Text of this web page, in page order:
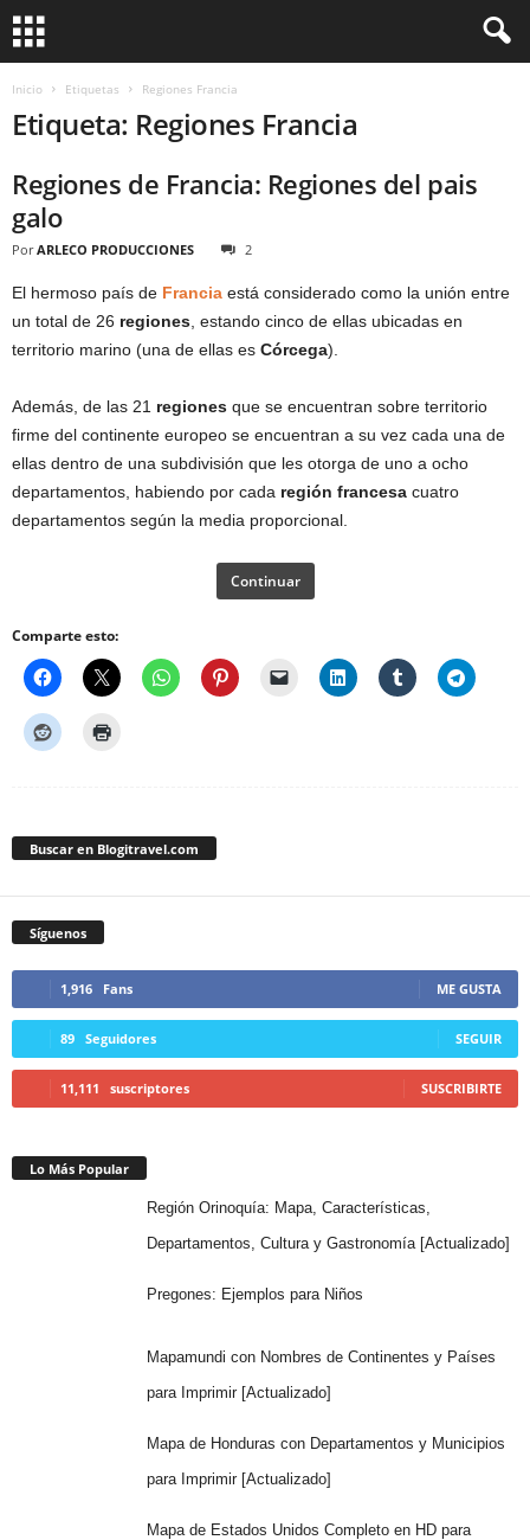
Inicio Etiquetas Regiones Francia
Etiqueta: Regiones Francia
Regiones de Francia: Regiones del pais
galo
Por ARLECO PRODUCCIONES 2
El hermoso país de Francia está considerado como la unión entre
un total de 26 regiones , estando cinco de ellas ubicadas en
territorio marino (una de ellas es Córcega).
Además, de las 21 regiones que se encuentran sobre territorio
firme del continente europeo se encuentran a su vez cada una de
ellas dentro de una subdivisión que les otorga de uno a ocho
departamentos, habiendo por cada región francesa cuatro
departamentos según la media proporcional.
Continuar
Comparte esto:
Buscar en Blogitravel.com
Síguenos
1,916 Fans ME GUSTA
89 Seguidores SEGUIR
11,111 suscriptores SUSCRIBIRTE
Lo Más Popular
Región Orinoquía: Mapa, Características,
Departamentos, Cultura y Gastronomía [Actualizado]
Pregones: Ejemplos para Niños
Mapamundi con Nombres de Continentes y Países
para Imprimir [Actualizado]
Mapa de Honduras con Departamentos y Municipios
para Imprimir [Actualizado]
Mapa de Estados Unidos Completo en HD para